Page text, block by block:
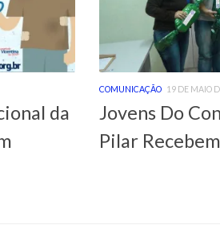
da
COMUNICAÇÃO 19 DE MAIO
Jovens Do
Pilar